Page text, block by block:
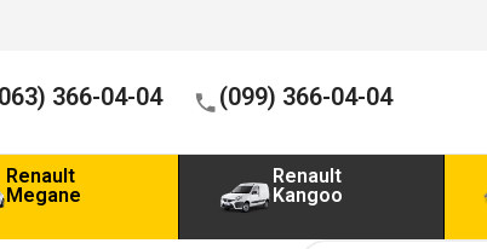
366-04-04 (099) 366-04-04
Renault
Megane
Renault
Kangoo